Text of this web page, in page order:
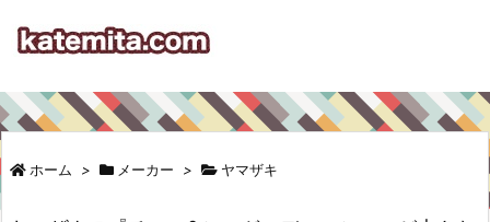
ホーム > メーカー > ヤマザキ